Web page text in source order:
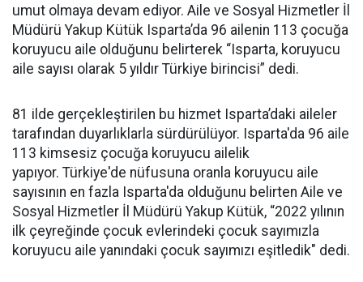
umut olmaya devam ediyor. Aile ve Sosyal Hizmetler İl
Müdürü Yakup Kütük Isparta’da 96 ailenin 113 çocuğa
koruyucu aile olduğunu belirterek “Isparta, koruyucu
aile sayısı olarak 5 yıldır Türkiye birincisi” dedi.
81 ilde gerçekleştirilen bu hizmet Isparta’daki aileler
tarafından duyarlıklarla sürdürülüyor. Isparta'da 96 aile
113 kimsesiz çocuğa koruyucu ailelik
yapıyor. Türkiye'de nüfusuna oranla koruyucu aile
sayısının en fazla Isparta'da olduğunu belirten Aile ve
Sosyal Hizmetler İl Müdürü Yakup Kütük, “2022 yılının
ilk çeyreğinde çocuk evlerindeki çocuk sayımızla
koruyucu aile yanındaki çocuk sayımızı eşitledik" dedi.